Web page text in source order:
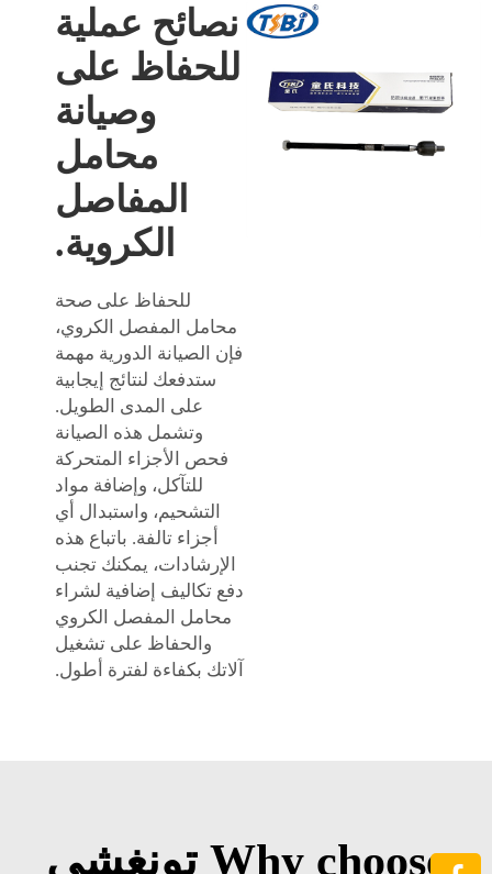
نصائح عملية
للحفاظ على
وصيانة
محامل
المفاصل
الكروية.
للحفاظ على صحة
محامل المفصل الكروي،
فإن الصيانة الدورية مهمة
ستدفعك لنتائج إيجابية
على المدى الطويل.
وتشمل هذه الصيانة
فحص الأجزاء المتحركة
للتآكل، وإضافة مواد
التشحيم، واستبدال أي
أجزاء تالفة. باتباع هذه
الإرشادات، يمكنك تجنب
دفع تكاليف إضافية لشراء
محامل المفصل الكروي
والحفاظ على تشغيل
آلاتك بكفاءة لفترة أطول.
Why choose تونغشي